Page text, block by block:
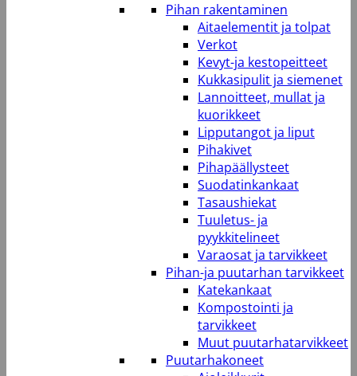
Pihan rakentaminen
Aitaelementit ja tolpat
Verkot
Kevyt-ja kestopeitteet
Kukkasipulit ja siemenet
Lannoitteet, mullat ja
kuorikkeet
Lipputangot ja liput
Pihakivet
Pihapäällysteet
Suodatinkankaat
Tasaushiekat
Tuuletus- ja
pyykkitelineet
Varaosat ja tarvikkeet
Pihan-ja puutarhan tarvikkeet
Katekankaat
Kompostointi ja
tarvikkeet
Muut puutarhatarvikkeet
Puutarhakoneet